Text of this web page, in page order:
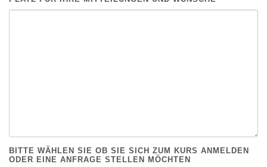
BITTE WÄHLEN SIE OB SIE SICH ZUM KURS ANMELDEN
ODER EINE ANFRAGE STELLEN MÖCHTEN